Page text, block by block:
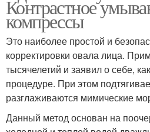
Контрастное
компрессы
Это наиболее простой и
корректировки овала лица.
тысячелетий и заявил о себе,
процедуре. При этом
разглаживаются мимические
Данный метод основан на